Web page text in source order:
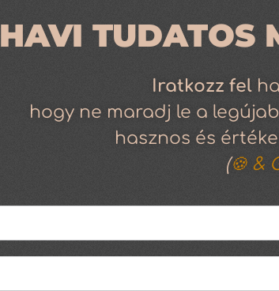
HAVI TUDATOS
Iratkozz fel
hogy ne maradj le a
hasznos és
(🍪 &